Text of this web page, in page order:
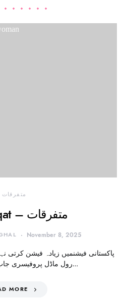
متفرقات
Mutafriqat – متفرقات
November 8, 2025
پاکستانی فیشنمیں زیادہ فیشن کرتی
رول ماڈل پروفیسری جاب کے اگرچہ پرانے…
MORE